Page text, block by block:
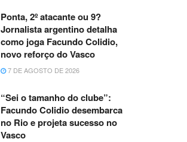
Ponta, 2º atacante ou 9?
Jornalista argentino detalha
como joga Facundo Colidio,
novo reforço do Vasco
7 DE AGOSTO DE 2026
“Sei o tamanho do clube”:
Facundo Colidio desembarca
no Rio e projeta sucesso no
Vasco